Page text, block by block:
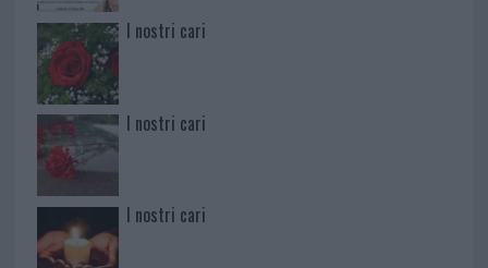
I nostri cari
I nostri cari
I nostri cari